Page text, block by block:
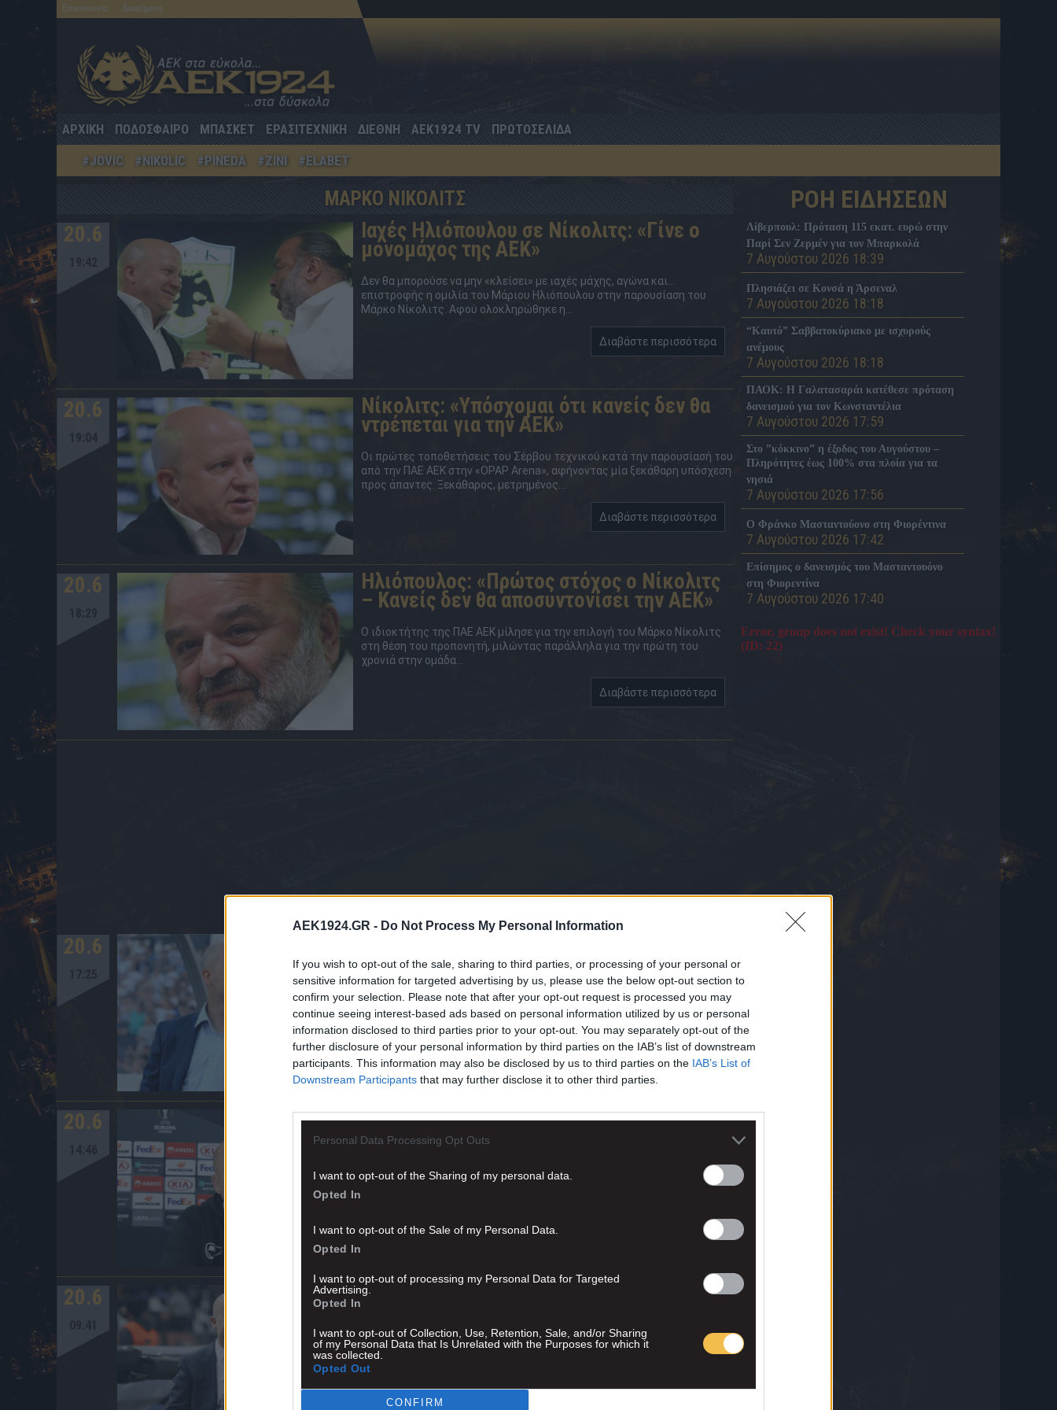
AEK1924.GR - Do Not Process My Personal Information
If you wish to opt-out of the sale, sharing to third parties, or processing of your personal or
sensitive information for targeted advertising by us, please use the below opt-out section to
confirm your selection. Please note that after your opt-out request is processed you may
continue seeing interest-based ads based on personal information utilized by us or personal
information disclosed to third parties prior to your opt-out. You may separately opt-out of the
further disclosure of your personal information by third parties on the IAB’s list of downstream
participants. This information may also be disclosed by us to third parties on the IAB’s List of
Downstream Participants that may further disclose it to other third parties.
Personal Data Processing Opt Outs
I want to opt-out of the Sharing of my personal data.
Opted In
I want to opt-out of the Sale of my Personal Data.
Opted In
I want to opt-out of processing my Personal Data for Targeted
Advertising.
Opted In
I want to opt-out of Collection, Use, Retention, Sale, and/or Sharing
of my Personal Data that Is Unrelated with the Purposes for which it
was collected.
Opted Out
CONFIRM
Επικοινωνία Διαφήμιση
ΑΡΧΙΚΗ ΠΟΔΟΣΦΑΙΡΟ ΜΠΑΣΚΕΤ ΕΡΑΣΙΤΕΧΝΙΚΗ ΔΙΕΘΝΗ AEK1924 TV
ΠΡΩΤΟΣΕΛΙΔΑ
#JOVIC
#NIKOLIC #PINEDA #ZINI #ELABET
ΜΑΡΚΟ ΝΙΚΟΛΙΤΣ
20.6 Ιαχές Ηλιόπουλου σε Νίκολιτς: «Γίνε ο
μονομάχος της ΑΕΚ»
Δεν θα μπορούσε να μην «κλείσει» με ιαχές μάχης, αγώνα και…
επιστροφής η ομιλία του Μάριου Ηλιόπουλου στην παρουσίαση του
Μάρκο Νίκολιτς. Αφού ολοκληρώθηκε η...
Διαβάστε περισσότερα
20.6 Νίκολιτς: «Υπόσχομαι ότι κανείς δεν θα
ντρέπεται για την ΑΕΚ»
Οι πρώτες τοποθετήσεις του Σέρβου τεχνικού κατά την παρουσίασή του
από την ΠΑΕ ΑΕΚ στην «OPAP Arena», αφήνοντας μία ξεκάθαρη υπόσχεση
προς άπαντες. Ξεκάθαρος, μετρημένος...
Διαβάστε περισσότερα
20.6 Ηλιόπουλος: «Πρώτος στόχος ο Νίκολιτς
– Κανείς δεν θα αποσυντονίσει την ΑΕΚ»
Ο ιδιοκτήτης της ΠΑΕ ΑΕΚ μίλησε για την επιλογή του Μάρκο Νίκολιτς
στη θέση του προπονητή, μιλώντας παράλληλα για την πρώτη του
χρονιά στην ομάδα...
Διαβάστε περισσότερα
20.6
Νίκολιτς
Παρακολουθήστε ΖΩΝΤΑΝΑ από την αίθουσα Τύπου της OPAP Arena την
παρουσίαση του νέου προπονητή της ΑΕΚ Μάρκο Νίκολιτς. H εποχή
Μάρκο Νίκολιτς ξεκινά στην ΑΕΚ!...
Διαβάστε περισσότερα
20.6 Άλλαξε ώρα η συνέντευξη Τύπου του
Νίκολιτς
Μισή ώρα αργότερα, απ’ το προγραμματισμένο ραντεβού θα ξεκινήσει η
συνέντευξη Τύπου του Μάρκο Νίκολιτς. Η συνέντευξη Τύπου του Μάρκο
Διαβάστε περισσότερα
20.6 Ώρα… Νίκολιτς – Παρουσιάζεται και
Ο Σέρβος τεχνικός της ΑΕΚ, θα παρουσιαστεί και επίσημα σήμερα το
μεσημέρι (16:45) στο Press Conference Room της OPAP Arena,
ανοίγοντας για πρώτη φορά τα...
ΡΟΗ ΕΙΔΗΣΕΩΝ
Λίβερπουλ: Πρόταση 115 εκατ. ευρώ στην
Παρί Σεν Ζερμέν για τον Μπαρκολά
7 Αυγούστου 2026 18:39
Πλησιάζει σε Κονσά η Άρσεναλ
7 Αυγούστου 2026 18:18
“Καυτό” Σαββατοκύριακο με ισχυρούς
ανέμους
7 Αυγούστου 2026 18:18
ΠΑΟΚ: Η Γαλατασαράι κατέθεσε πρόταση
δανεισμού για τον Κωνσταντέλια
7 Αυγούστου 2026 17:59
Στο ”κόκκινο” η έξοδος του Αυγούστου –
Πληρότητες έως 100% στα πλοία για τα
νησιά
7 Αυγούστου 2026 17:56
Ο Φράνκο Μασταντούονο στη Φιορέντινα
7 Αυγούστου 2026 17:42
Επίσημος ο δανεισμός του Μασταντουόνο
στη Φιορεντίνα
7 Αυγούστου 2026 17:40
Error, group does not exist! Check your syntax!
(ID: 22)